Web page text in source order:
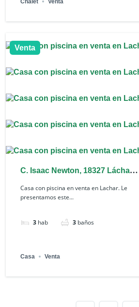
Chalet Venta
Venta
C. Isaac Newton, 18327 Láchar,
Granada, España
Casa con piscina en venta en Lachar. Le
presentamos este...
3 hab 3 baños
Casa Venta